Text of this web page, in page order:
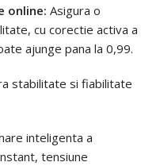
online: Asigura o
cu corectie activa a
ajunge pana la 0,99.
stabilitate si fiabilitate
inteligenta a
tensiune